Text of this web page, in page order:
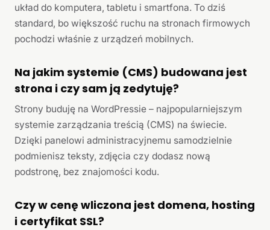
układ do komputera, tabletu i smartfona. To dziś
standard, bo większość ruchu na stronach firmowych
pochodzi właśnie z urządzeń mobilnych.
Na jakim systemie (CMS) budowana jest
strona i czy sam ją zedytuję?
Strony buduję na WordPressie – najpopularniejszym
systemie zarządzania treścią (CMS) na świecie.
Dzięki panelowi administracyjnemu samodzielnie
podmienisz teksty, zdjęcia czy dodasz nową
podstronę, bez znajomości kodu.
Czy w cenę wliczona jest domena, hosting
i certyfikat SSL?